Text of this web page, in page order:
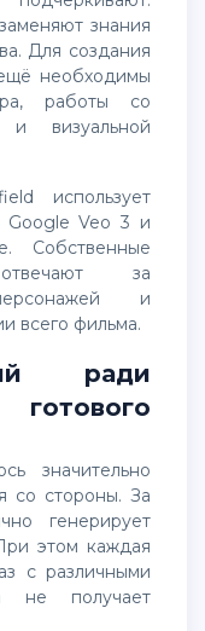
знания
Для создания
ещё необходимы
работы со
визуальной
Google Veo 3 и
Собственные
за
и
всего фильма.
ради
со стороны. За
генерирует
этом каждая
с различными
не получает